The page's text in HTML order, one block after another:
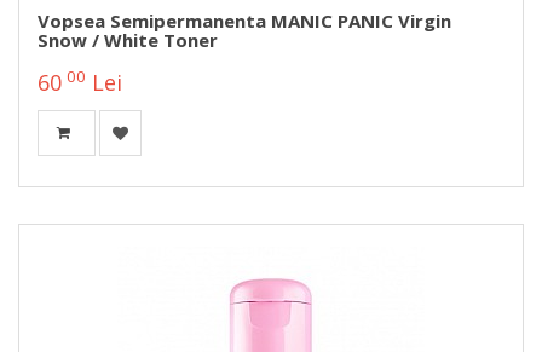
Vopsea Semipermanenta MANIC PANIC Virgin
Snow / White Toner
60 00 Lei